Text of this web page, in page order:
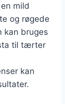
mild
og røgede
kan bruges
til tærter
kan